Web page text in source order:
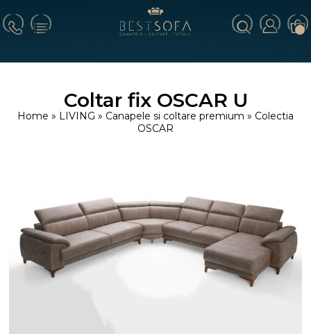
Coltar fix OSCAR U
Home » LIVING » Canapele si coltare premium » Colectia
OSCAR